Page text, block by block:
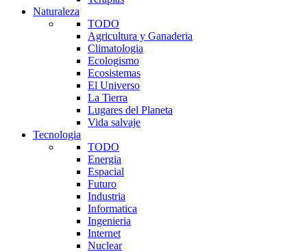
Naturaleza
TODO
Agricultura y Ganaderia
Climatologia
Ecologismo
Ecosistemas
El Universo
La Tierra
Lugares del Planeta
Vida salvaje
Tecnologia
TODO
Energia
Espacial
Futuro
Industria
Informatica
Ingenieria
Internet
Nuclear